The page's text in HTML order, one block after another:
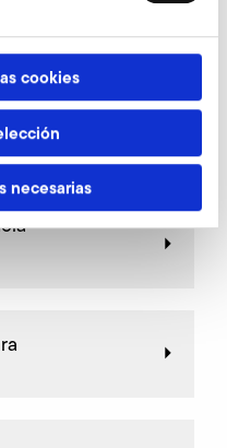
cookies
necesarias